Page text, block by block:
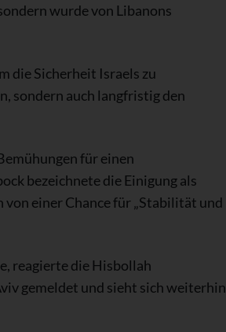
wurde von Libanons
die Sicherheit Israels zu
sondern auch langfristig den
für einen
bezeichnete die Einigung als
einer Chance für „Stabilität und
reagierte die Hisbollah
gemeldet und sieht sich weiterhin